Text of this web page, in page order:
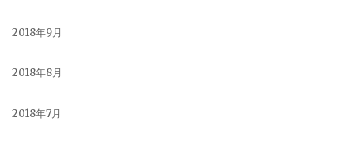
2018年9月
2018年8月
2018年7月